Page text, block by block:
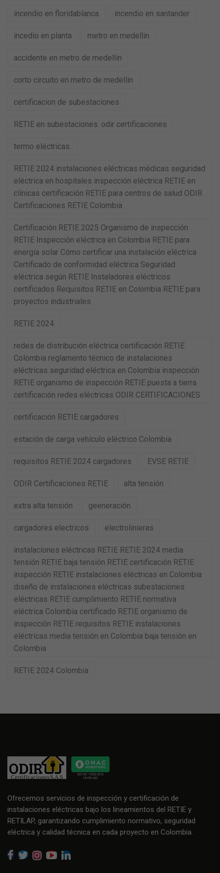
incendio en floridablanca incendio en santander
incedio en planta metro en medellin
accidente en metro de medellin
corto circuito en metro de medellin
certificacion de subestaciones
RETIE en subestaciones. odir certificaciones
termo eléctricas.
RETIE 2024 instalaciones eléctricas médicas seguridad
eléctrica en hospitales inspección eléctrica RETIE en
clínicas certificación RETIE para centros de salud ODIR
Certificaciones RETIE Colombia
Certificación RETIE 2025 Organismo de inspección
RETIE Inspección eléctrica en Colombia RETIE para
energía solar Cómo certificar una instalación eléctrica
Certificado de conformidad eléctrica Seguridad
eléctrica según RETIE Instaladores eléctricos
certificados Requisitos RETIE en Colombia RETIE para
proyectos industriales
RETIE 2024
redes de distribución eléctrica certificación RETIE
Colombia reglamento técnico de instalaciones
eléctricas seguridad eléctrica en Colombia inspección
RETIE organismo de inspección RETIE puesta a tierra
certificación redes eléctricas ODIR CERTIFICACIONES
certificación RETIE cargadores
estación de carga vehículo eléctrico Colombia
requisitos RETIE 2024 cargadores EVSE RETIE
ODIR Certificaciones RETIE alta tensión
extra alta tensión geeneración
cargadores electricos electrolinieras
instalaciones eléctricas RETIE RETIE 2024 media
tensión RETIE baja tensión RETIE certificación RETIE
inspección RETIE instalaciones eléctricas en Colombia
diseño de instalaciones eléctricas subestaciones
eléctricas RETIE cumplimiento RETIE normativa
eléctrica Colombia certificado RETIE organismo de
inspección RETIE requisitos RETIE instalaciones
eléctricas media tensión en Colombia baja tensión en
Colombia
RETIE 2024 Colombia
Ofrecemos servicios de inspección y certificación de
instalaciones eléctricas bajo los lineamientos del RETIE y
RETILAP, garantizando cumplimiento normativo, seguridad
eléctrica y calidad técnica en cada proyecto en Colombia.